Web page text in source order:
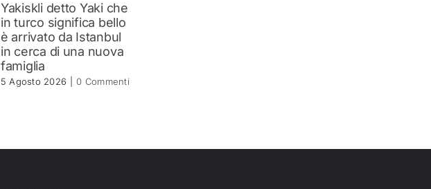
Yakiskli detto Yaki che
in turco significa bello
è arrivato da Istanbul
in cerca di una nuova
famiglia
5 Agosto 2026 0 Commenti